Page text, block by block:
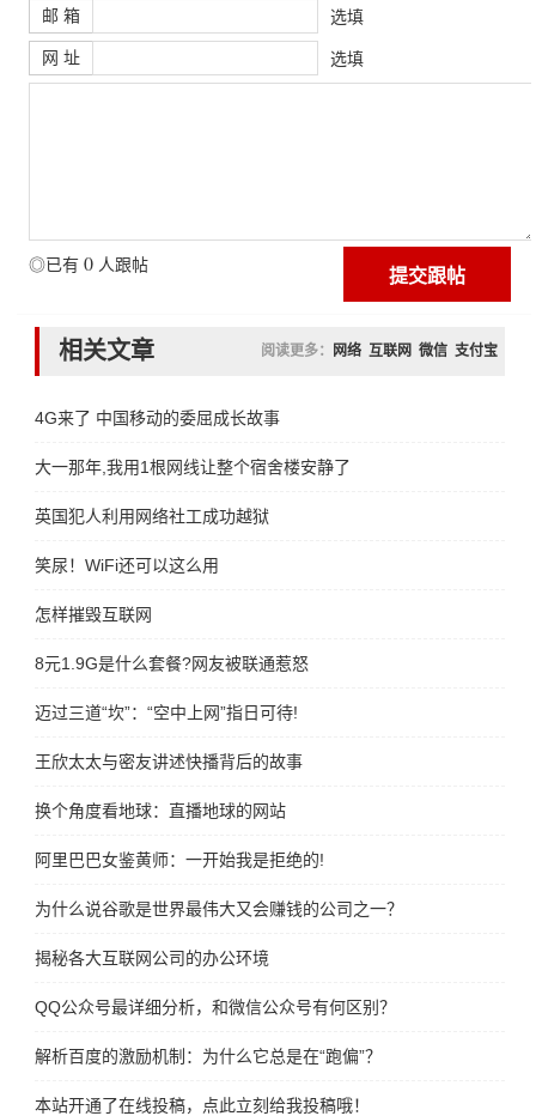
邮 箱 选填
网 址 选填
◎已有 0 人跟帖
相关文章 阅读更多： 网络 互联网 微信 支付宝
4G来了 中国移动的委屈成长故事
大一那年,我用1根网线让整个宿舍楼安静了
英国犯人利用网络社工成功越狱
笑尿！WiFi还可以这么用
怎样摧毁互联网
8元1.9G是什么套餐?网友被联通惹怒
迈过三道“坎”：“空中上网”指日可待!
王欣太太与密友讲述快播背后的故事
换个角度看地球：直播地球的网站
阿里巴巴女鉴黄师：一开始我是拒绝的!
为什么说谷歌是世界最伟大又会赚钱的公司之一？
揭秘各大互联网公司的办公环境
QQ公众号最详细分析，和微信公众号有何区别？
解析百度的激励机制：为什么它总是在“跑偏”？
本站开通了在线投稿，点此立刻给我投稿哦！